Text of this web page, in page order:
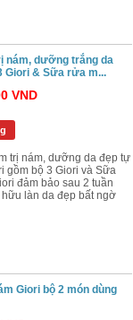
nám, dưỡng trắng da
Giori & Sữa rửa m...
VND
trị nám, dưỡng da đẹp tự
gồm bộ 3 Giori và Sữa
đảm bảo sau 2 tuần
làn da đẹp bất ngờ
Giori bộ 2 món dùng